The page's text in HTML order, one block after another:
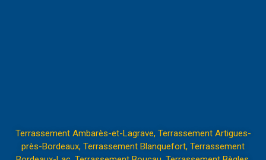
Terrassement Ambarès-et-Lagrave, Terrassement Artigues-
près-Bordeaux, Terrassement Blanquefort, Terrassement